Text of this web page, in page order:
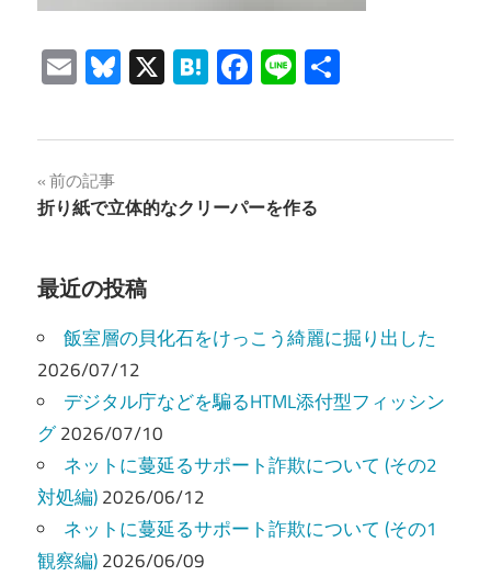
EmailBluesky
X Hatena
Facebook
Line
投
稿
ナ
ビ
ゲ
ー
シ
ョ
ン
前の記事
折り紙で立体的なクリーパーを作る
最近の投稿
飯室層の貝化石をけっこう綺麗に掘り出した
2026/07/12
デジタル庁などを騙るHTML添付型フィッシン
グ2026/07/10
ネットに蔓延るサポート詐欺について (その2
対処編)2026/06/12
ネットに蔓延るサポート詐欺について (その1
観察編)2026/06/09